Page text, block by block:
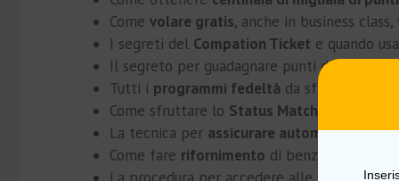
​Come volare gratis, anche in business
​I segreti del Compation Ticket e quando
​Il segreto per guadagnare punti dalle
​Tutti i programmi fedeltà da sfruttare al
​Come sfruttare lo Status Match
​La tecnica per assicurare automaticamente
​Come fare rifornimento di benzina o la